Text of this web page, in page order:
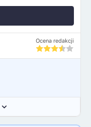
Ocena redakcji